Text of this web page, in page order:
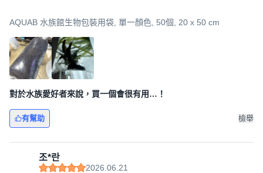
AQUAB 水族館生物包裝用袋, 單一顏色, 50個, 20 x 50 cm
對於水族愛好者來說，買一個會很有用…！
有幫助 檢舉
조*란
2026.06.21